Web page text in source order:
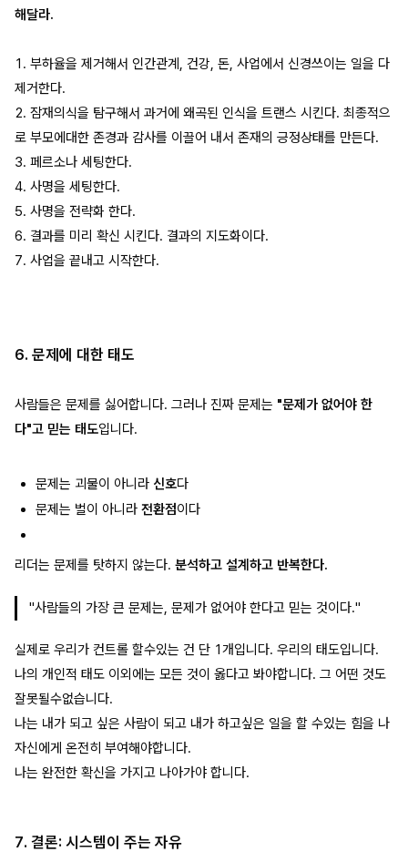
해달라.
1. 부하율을 제거해서 인간관계, 건강, 돈, 사업에서 신경쓰이는 일을 다
제거한다.
2. 잠재의식을 탐구해서 과거에 왜곡된 인식을 트랜스 시킨다. 최종적으
로 부모에대한 존경과 감사를 이끌어 내서 존재의 긍정상태를 만든다.
3. 페르소나 세팅한다.
4. 사명을 세팅한다.
5. 사명을 전략화 한다.
6. 결과를 미리 확신 시킨다. 결과의 지도화이다.
7. 사업을 끝내고 시작한다.
6. 문제에 대한 태도
사람들은 문제를 싫어합니다. 그러나 진짜 문제는 "문제가 없어야 한
다"고 믿는 태도입니다.
문제는 괴물이 아니라 신호다
문제는 벌이 아니라 전환점이다
리더는 문제를 탓하지 않는다. 분석하고 설계하고 반복한다.
"사람들의 가장 큰 문제는, 문제가 없어야 한다고 믿는 것이다."
실제로 우리가 컨트롤 할수있는 건 단 1개입니다. 우리의 태도입니다.
나의 개인적 태도 이외에는 모든 것이 옳다고 봐야합니다. 그 어떤 것도
잘못될수없습니다.
나는 내가 되고 싶은 사람이 되고 내가 하고싶은 일을 할 수있는 힘을 나
자신에게 온전히 부여해야합니다.
나는 완전한 확신을 가지고 나아가야 합니다.
7. 결론: 시스템이 주는 자유